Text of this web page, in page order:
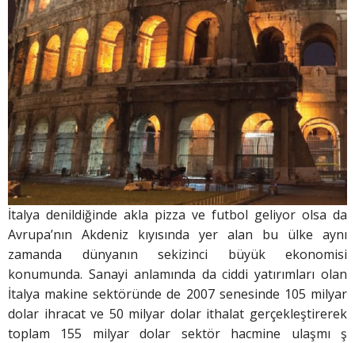
İtalya denildiğinde akla pizza ve futbol geliyor olsa da
Avrupa’nın Akdeniz kıyısında yer alan bu ülke aynı
zamanda dünyanın sekizinci büyük ekonomisi
konumunda. Sanayi anlamında da ciddi yatırımları olan
İtalya makine sektöründe de 2007 senesinde 105 milyar
dolar ihracat ve 50 milyar dolar ithalat gerçekleştirerek
toplam 155 milyar dolar sektör hacmine ulaşmı ş